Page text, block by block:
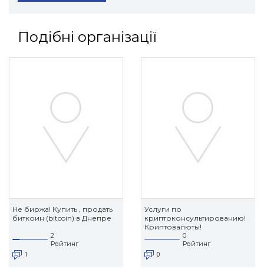
Подібні організації
Не биржа! Купить , продать
биткоин (bitcoin) в Днепре
2
Рейтинг
1
Услуги по
криптоконсультированию!
Криптовалюты!
0
Рейтинг
0